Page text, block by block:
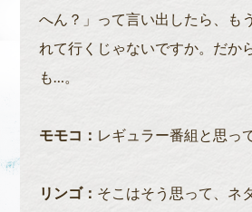
へん？」って言い出したら、も
れて行くじゃないですか。だか
も…。
モモコ： レギュラー番組と思っ
リンゴ： そこはそう思って、ネ